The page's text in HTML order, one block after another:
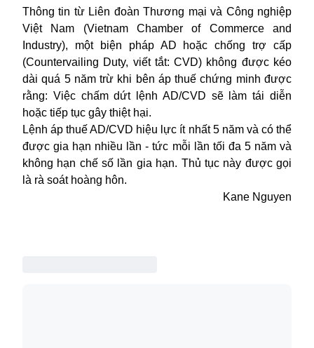
Thông tin từ Liên đoàn Thương mại và Công nghiệp
Việt Nam (Vietnam Chamber of Commerce and
Industry), một biện pháp AD hoặc chống trợ cấp
(Countervailing Duty, viết tắt: CVD) không được kéo
dài quá 5 năm trừ khi bên áp thuế chứng minh được
rằng: Việc chấm dứt lệnh AD/CVD sẽ làm tái diễn
hoặc tiếp tục gây thiệt hại.
Lệnh áp thuế AD/CVD hiệu lực ít nhất 5 năm và có thể
được gia hạn nhiều lần - tức mỗi lần tối đa 5 năm và
không hạn chế số lần gia hạn. Thủ tục này được gọi
là rà soát hoàng hôn.
Kane Nguyen